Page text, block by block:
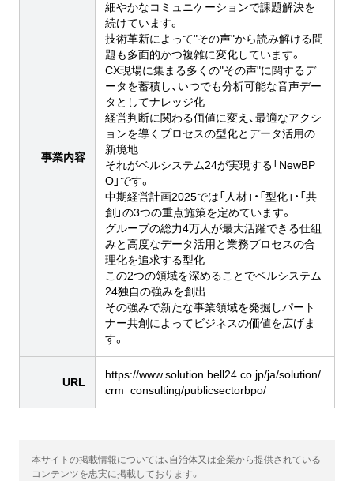
事業内容
細やかなコミュニケーションで課題解決を
続けています。
技術革新によって"その声"から読み解ける問
題も多面的かつ複雑に変化しています。
CX現場に集まる多くの"その声"に関するデ
ータを蓄積し、いつでも分析可能な音声デー
タとしてナレッジ化
経営判断に関わる価値に変え、最適なアクシ
ョンを導くプロセスの型化とデータ活用の
新境地
それがベルシステム24が実現する「NewBP
O」です。
中期経営計画2025では「人材」・「型化」・「共
創」の3つの重点施策を定めています。
グループの総力4万人が最大活躍できる仕組
みと高度なデータ活用と業務プロセスの合
理化を追求する型化
この2つの領域を深めることでベルシステム
24独自の強みを創出
その強みで新たな事業領域を発掘しパート
ナー共創によってビジネスの価値を広げま
す。
URL
https://www.solution.bell24.co.jp/ja/solution/
crm_consulting/publicsectorbpo/
本サイトの掲載情報については、自治体又は企業から提供されている
コンテンツを忠実に掲載しております。